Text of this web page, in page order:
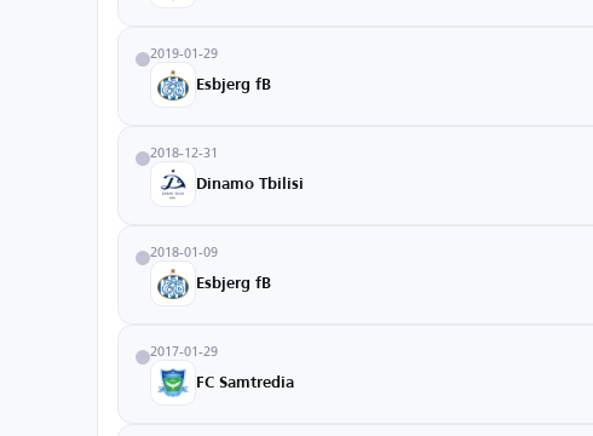
2019-01-29
Esbjerg fB
2018-12-31
Dinamo Tbilisi
2018-01-09
Esbjerg fB
2017-01-29
FC Samtredia